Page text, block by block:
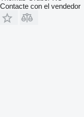
Contacte con el vendedor